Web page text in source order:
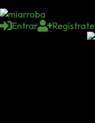
Entrar Regístrate